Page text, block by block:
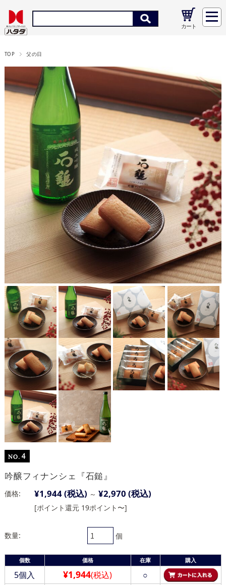
カート
TOP 父の日
吟醸フィナンシェ『石鎚』
価格: ¥1,944(税込) ～ ¥2,970 (税込)
[ポイント還元 19ポイント〜]
数量: 個
個数 価格 在庫 購入
5個入 ¥1,944(税込)
○